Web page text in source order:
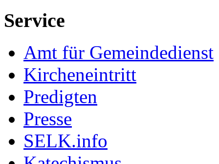
Service
Amt für Gemeindedienst
Kircheneintritt
Predigten
Presse
SELK.info